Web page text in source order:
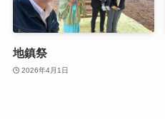
地鎮祭
2026年4月1日